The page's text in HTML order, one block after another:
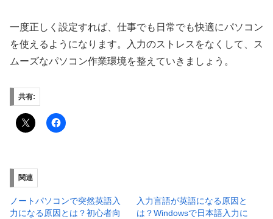
一度正しく設定すれば、仕事でも日常でも快適にパソコン
を使えるようになります。入力のストレスをなくして、ス
ムーズなパソコン作業環境を整えていきましょう。
共有:
関連
ノートパソコンで突然英語入
力になる原因とは？初心者向
入力言語が英語になる原因と
は？Windowsで日本語入力に